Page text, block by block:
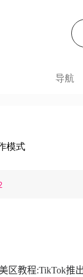
导航
模式
区教程:TikTok推